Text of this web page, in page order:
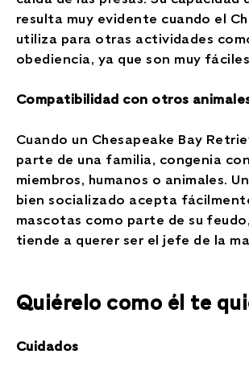
resulta muy evidente cuando el
utiliza para otras actividades
obediencia, ya que son muy
Compatibilidad con otros
Cuando un Chesapeake Bay
parte de una familia, congenia
miembros, humanos o animales.
bien socializado acepta
mascotas como parte de su
tiende a querer ser el jefe de la
Quiérelo como él te
Cuidados